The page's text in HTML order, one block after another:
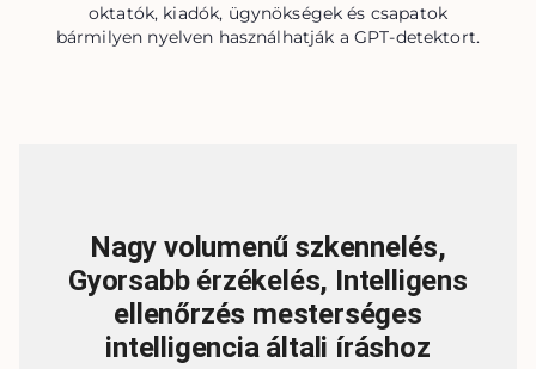
oktatók, kiadók, ügynökségek és csapatok
bármilyen nyelven használhatják a GPT-detektort.
Nagy volumenű szkennelés,
Gyorsabb érzékelés, Intelligens
ellenőrzés mesterséges
intelligencia általi íráshoz